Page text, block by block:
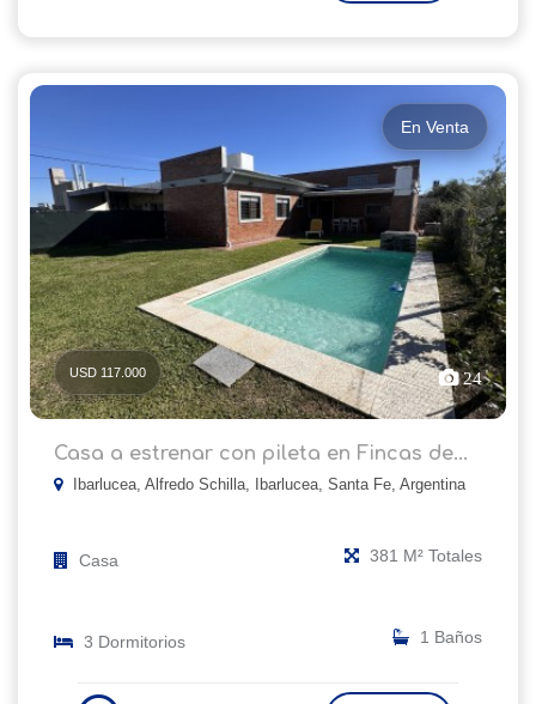
En Venta
USD 117.000 24
Casa a estrenar con pileta en Fincas de...
Ibarlucea, Alfredo Schilla, Ibarlucea, Santa Fe, Argentina
Casa 381 M² Totales
3 Dormitorios 1 Baños